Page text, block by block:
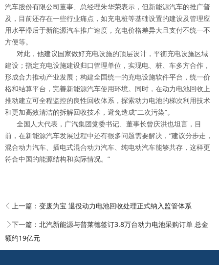
汽车股份有限公司董事、总经理朱华荣表示，但新能源汽车的推广普
及，目前还存在一些行业痛点，如充电桩等基础设置的建设及管理应
用水平滞后于新能源汽车推广速度，充电价格差异大且支付不统一不
方便等。
对此，他建议国家做好充电设施的顶层设计，平衡充电设施区域
建设；指定充电设施建设归口管理单位，实现电、桩、车多方合作，
形成合力推动产业发展；构建全国统一的充电设施软件平台，统一价
格和结算平台，完善新能源汽车使用环境。同时，在动力电池回收上
推动建立可全程监控的良性回收体系，探索动力电池的梯次利用技术
和更加高效清洁的拆解回收技术，避免造成“二次污染”。
全国人大代表，广汽集团党委书记、董事长曾庆洪也坦言，目
前，在新能源汽车发展过程中还有很多问题需要解决，“建议分步走，
混合动力汽车、插电式混合动力汽车、纯电动汽车能够共存，这样更
符合中国的能源结构和实际情况。”
上一篇： 变废为宝 退役动力电池回收处理正式纳入监管体系
下一篇： 北汽新能源与普莱德签订3.8万台动力电池采购订单 总金
额约19亿元